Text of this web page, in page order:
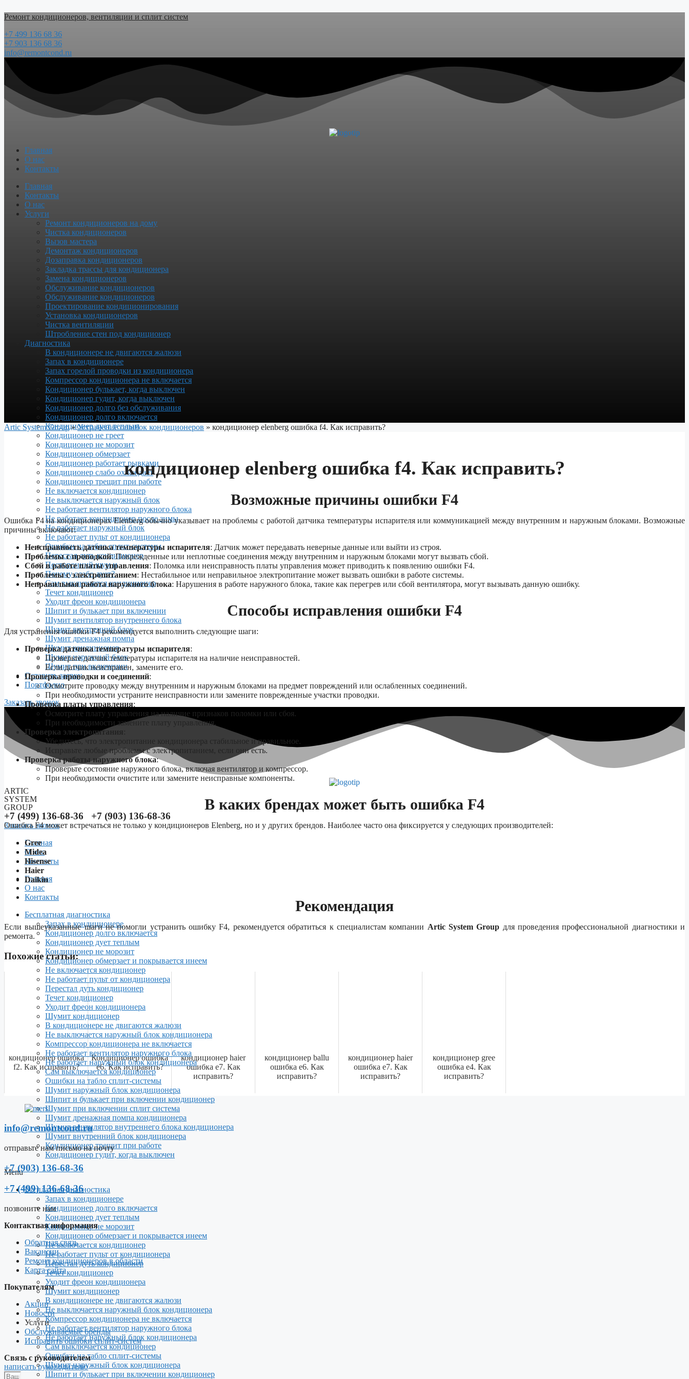
к
Ремонт кондиционеров, вентиляции и сплит систем
+7 499 136 68 36
+7 903 136 68 36
info@remontcond.ru
Главная
О нас
Контакты
Menu
Главная
Контакты
О нас
Услуги
Ремонт кондиционеров на дому
Чистка кондиционеров
Вызов мастера
Демонтаж кондиционеров
Дозаправка кондиционеров
Закладка трассы для кондиционера
Замена кондиционеров
Обслуживание кондиционеров
Обслуживание кондиционеров
Проектирование кондиционирования
Установка кондиционеров
Чистка вентиляции
Штробление стен под кондиционер
Диагностика
В кондиционере не двигаются жалюзи
Запах в кондиционере
Запах горелой проводки из кондиционера
Компрессор кондиционера не включается
Кондиционер булькает, когда выключен
Кондиционер гудит, когда выключен
Кондиционер долго без обслуживания
Кондиционер долго включается
Кондиционер дует теплым
Кондиционер не греет
Кондиционер не морозит
Кондиционер обмерзает
Кондиционер работает рывками
Кондиционер слабо охлаждает
Кондиционер трещит при работе
Не включается кондиционер
Не выключается наружный блок
Не работает вентилятор наружного блока
Не работает кондиционер после зимы
Не работает наружный блок
Не работает пульт от кондиционера
Ошибки на табло сплит-системы
Перестал дуть кондиционер
Посторонний шум и
Почему слабо дует?
Сам выключается кондиционер
Течет кондиционер
Уходит фреон кондиционера
Шипит и булькает при включении
Шумит вентилятор внутреннего блока
Шумит внутренний блок
Шумит дренажная помпа
Шумит кондиционер
Шумит наружный блок
Шумит при включении
Оставить заявку
Портфолио
Заказать звонок
ARTIC
SYSTEM
GROUP
+7 (499) 136-68-36 +7 (903) 136-68-36
Заказать звонок
Главная
О нас
Контакты
Menu
Главная
О нас
Контакты
Бесплатная диагностика
Запах в кондиционере
Кондиционер долго включается
Кондиционер дует теплым
Кондиционер не морозит
Кондиционер обмерзает и покрывается инеем
Не включается кондиционер
Не работает пульт от кондиционера
Перестал дуть кондиционер
Течет кондиционер
Уходит фреон кондиционера
Шумит кондиционер
В кондиционере не двигаются жалюзи
Не выключается наружный блок кондиционера
Компрессор кондиционера не включается
Не работает вентилятор наружного блока
Не работает наружный блок кондиционера
Сам выключается кондиционер
Ошибки на табло сплит-системы
Шумит наружный блок кондиционера
Шипит и булькает при включении кондиционер
Шумит при включении сплит система
Шумит дренажная помпа кондиционера
Шумит вентилятор внутреннего блока кондиционера
Шумит внутренний блок кондиционера
Кондиционер трещит при работе
Кондиционер гудит, когда выключен
Menu
Бесплатная диагностика
Запах в кондиционере
Кондиционер долго включается
Кондиционер дует теплым
Кондиционер не морозит
Кондиционер обмерзает и покрывается инеем
Не включается кондиционер
Не работает пульт от кондиционера
Перестал дуть кондиционер
Течет кондиционер
Уходит фреон кондиционера
Шумит кондиционер
В кондиционере не двигаются жалюзи
Не выключается наружный блок кондиционера
Компрессор кондиционера не включается
Не работает вентилятор наружного блока
Не работает наружный блок кондиционера
Сам выключается кондиционер
Ошибки на табло сплит-системы
Шумит наружный блок кондиционера
Шипит и булькает при включении кондиционер
Artic System Group»Устранение ошибок кондиционеров » кондиционер elenberg ошибка f4. Как исправить?
кондиционер elenberg ошибка f4. Как исправить?
Возможные причины ошибки F4
Ошибка F4 на кондиционерах Elenberg обычно указывает на проблемы с работой датчика температуры испарителя или коммуникацией между внутренним и наружным блоками. Возможные
причины включают:
Неисправность датчика температуры испарителя: Датчик может передавать неверные данные или выйти из строя.
Проблемы с проводкой: Поврежденные или неплотные соединения между внутренним и наружным блоками могут вызвать сбой.
Сбой в работе платы управления: Поломка или неисправность платы управления может приводить к появлению ошибки F4.
Проблемы с электропитанием: Нестабильное или неправильное электропитание может вызвать ошибки в работе системы.
Неправильная работа наружного блока: Нарушения в работе наружного блока, такие как перегрев или сбой вентилятора, могут вызывать данную ошибку.
Способы исправления ошибки F4
Для устранения ошибки F4 рекомендуется выполнить следующие шаги:
Проверка датчика температуры испарителя:
Проверьте датчик температуры испарителя на наличие неисправностей.
Если датчик неисправен, замените его.
Проверка проводки и соединений:
Осмотрите проводку между внутренним и наружным блоками на предмет повреждений или ослабленных соединений.
При необходимости устраните неисправности или замените поврежденные участки проводки.
Проверка платы управления:
Осмотрите плату управления на наличие признаков поломки или сбоя.
При необходимости замените плату управления.
Проверка электропитания
Убедитесь, что электропитание кондиционера стабильное и правильное.
Исправьте любые проблемы с электропитанием, если они есть.
Проверка работы наружного блока:
Проверьте состояние наружного блока, включая вентилятор и компрессор.
При необходимости очистите или замените неисправные компоненты.
В каких брендах может быть ошибка F4
Ошибка F4 может встречаться не только у кондиционеров Elenberg, но и у других брендов. Наиболее часто она фиксируется у следующих производителей:
Gree
Midea
Hisense
Haier
Daikin
Рекомендация
Если вышеуказанные шаги не помогли устранить ошибку F4, рекомендуется обратиться к специалистам компании Artic System Group для проведения профессиональной диагностики и
ремонта.
Похожие статьи:
кондиционер ошибка
f2. Как исправить?
Кондиционер ошибка
е6. Как исправить?
кондиционер haier
ошибка e7. Как
исправить?
кондиционер ballu
ошибка е6. Как
исправить?
кондиционер haier
ошибка е7. Как
исправить?
кондиционер gree
ошибка е4. Как
исправить?
info@remontcond.ru
отправьте нам письмо на почту
+7 (903) 136-68-36
+7 (499) 136-68-36
позвоните нам
Контактная информация
Обратная связь
Вакансии
Ремонт кондиционеров в области
Карта сайта
Покупателям
Акции
Новости
Услуги
Обслуживаемые бренды
Исправить ошибки сплит-систем
Связь с руководителем
написать руководителю